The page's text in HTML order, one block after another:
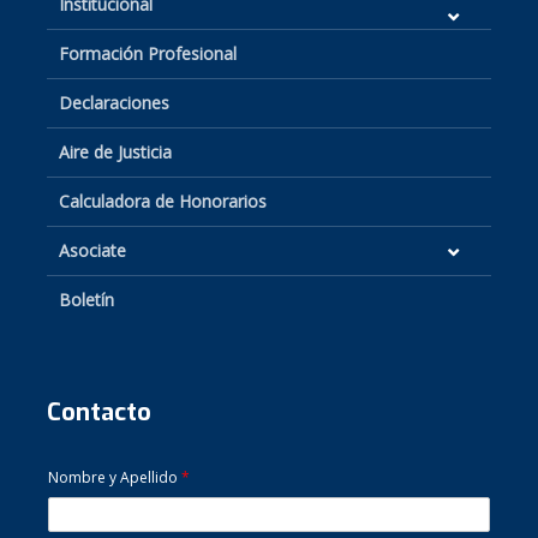
Institucional
Formación Profesional
Declaraciones
Aire de Justicia
Calculadora de Honorarios
Asociate
Boletín
Contacto
Nombre y Apellido *